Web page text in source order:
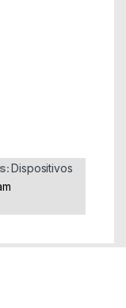
Dispositivos